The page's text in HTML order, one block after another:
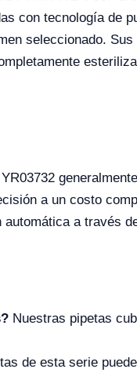
con tecnología de
seleccionado.
a un costo
a través
Nuestras pipetas
de esta serie